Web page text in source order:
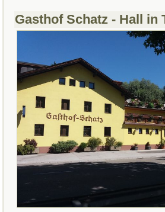
Gasthof Schatz - Hall in